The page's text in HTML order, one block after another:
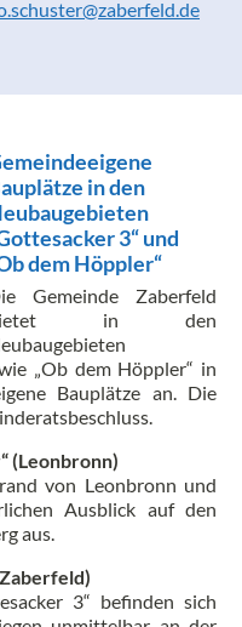
in den
3“ und
dem Höppler“
Gemeinde Zaberfeld
in den
„Ob dem Höppler“ in
Bauplätze an. Die
(Leonbronn)
von Leonbronn und
Ausblick auf den
aus.
3“ befinden sich